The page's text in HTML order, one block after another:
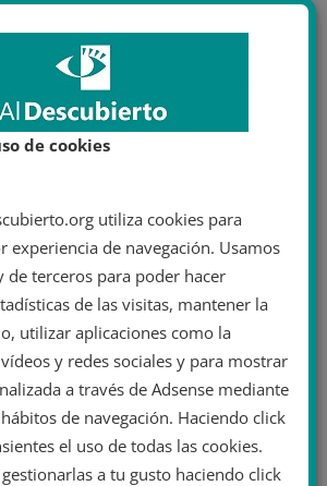
Seguí,españa,España 2000,extrema derecha
Mónica Oltra,Mónica Oltra,Tomás Casas
«Apoyar a Mónica
mejor manera de
al juego sucio y la
de la extrema
Vox)»
de cookies
utiliza cookies para
experiencia de navegación. Usamos
de terceros para poder hacer
de las visitas, mantener la
utilizar aplicaciones como la
y redes sociales y para mostrar
a través de Adsense mediante
de navegación. Haciendo click
el uso de todas las cookies.
a tu gusto haciendo click